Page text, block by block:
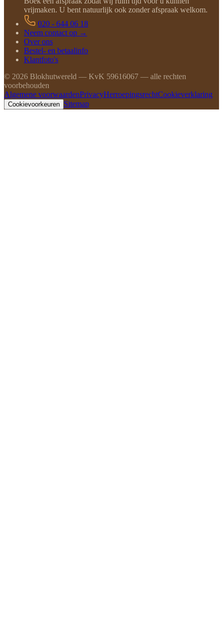
vrijmaken. U bent natuurlijk ook zonder afspraak welkom.
020 - 644 06 18
Neem contact op →
Over ons
Bestel- en betaalinfo
Klantfoto's
© 2026 Blokhutwereld — KvK 59616067 — alle rechten
voorbehouden
Algemene voorwaardenPrivacyHerroepingsrechtCookieverklaring
Cookievoorkeuren Sitemap